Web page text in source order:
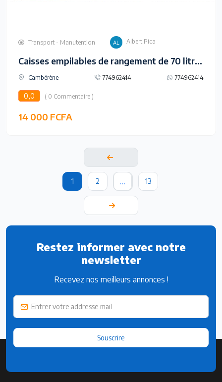
Transport - Manutention Albert Pica
Caisses empilables de rangement de 70 litres.
Cambérène 774962414 774962414
0,0 ( 0 Commentaire )
14 000 FCFA
1 2 … 13
Restez informer avec notre
newsletter
Recevez nos meilleurs annonces !
Souscrire